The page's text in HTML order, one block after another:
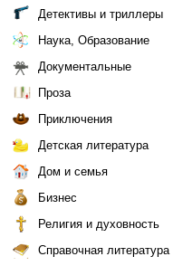
Детективы и триллеры
Наука, Образование
Документальные
Проза
Приключения
Детская литература
Дом и семья
Бизнес
Религия и духовность
Справочная литература